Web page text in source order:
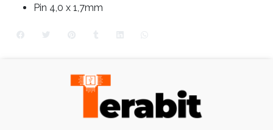
Pin 4,0 x 1,7mm